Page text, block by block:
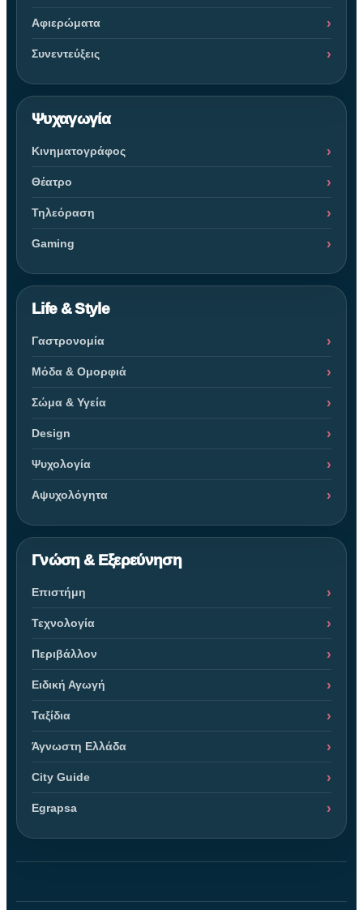
Αφιερώματα
Συνεντεύξεις
Ψυχαγωγία
Κινηματογράφος
Θέατρο
Τηλεόραση
Gaming
Life & Style
Γαστρονομία
Μόδα & Ομορφιά
Σώμα & Υγεία
Design
Ψυχολογία
Αψυχολόγητα
Γνώση & Εξερεύνηση
Επιστήμη
Τεχνολογία
Περιβάλλον
Ειδική Αγωγή
Ταξίδια
Άγνωστη Ελλάδα
City Guide
Egrapsa